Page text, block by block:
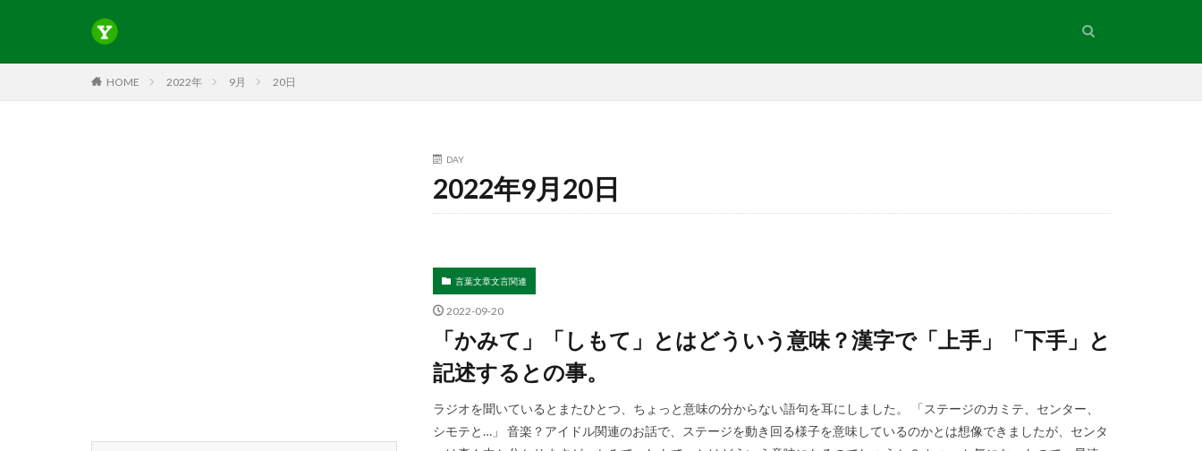
HOME 2022年 9月 20日
DAY
2022年9月20日
言葉文章文言関連
2022-09-20
「かみて」「しもて」とはどういう意味？漢字で「上手」「下手」と
記述するとの事。
ラジオを聞いているとまたひとつ、ちょっと意味の分からない語句を耳にしました。 「ステージのカミテ、センター、
シモテと…」 音楽？アイドル関連のお話で、ステージを動き回る様子を意味しているのかとは想像できましたが、センタ